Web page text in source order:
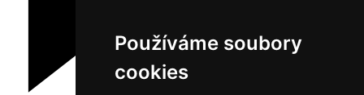
Používáme soubory
cookies